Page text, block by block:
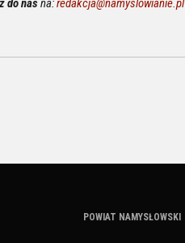
do nasna:redakcja@namyslowianie.pl
POWIAT NAMYSŁOWSKI